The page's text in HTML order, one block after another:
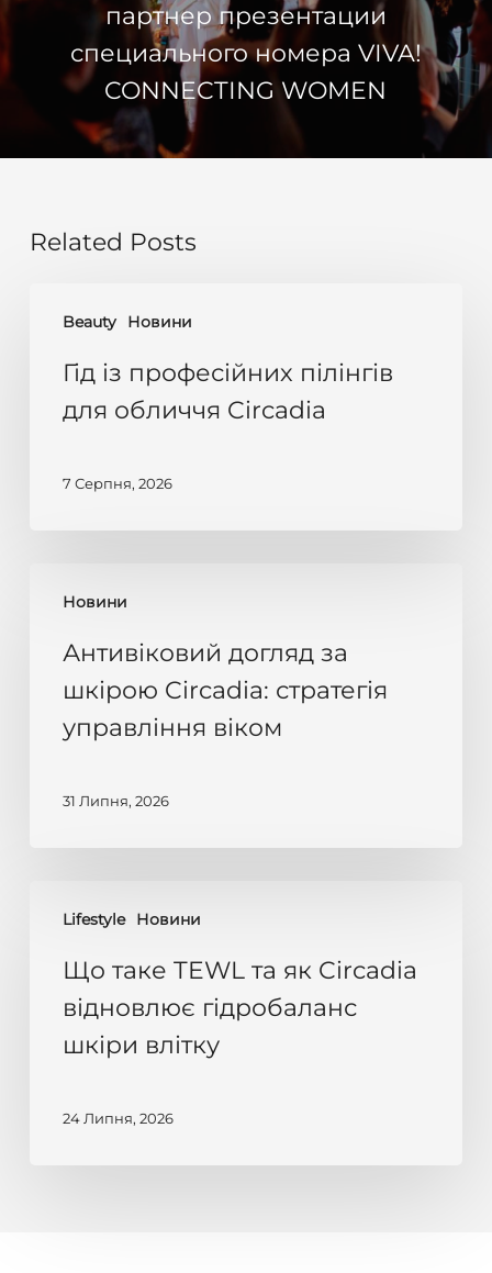
партнер презентации
специального номера VIVA!
CONNECTING WOMEN
Related Posts
Beauty Новини
професійних
Circadia
Гід із професійних пілінгів
для обличчя Circadia
7 Серпня, 2026
Новини
догляд
Circadia:
стратегія
віком
Антивіковий догляд за
шкірою Circadia: стратегія
управління віком
31 Липня, 2026
Lifestyle Новини
таке
TEWL
Circadia
гідробаланс
Що таке TEWL та як Circadia
відновлює гідробаланс
шкіри влітку
24 Липня, 2026